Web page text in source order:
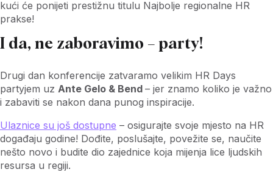
kući će ponijeti prestižnu titulu Najbolje regionalne HR
prakse!
I da, ne zaboravimo – party!
Drugi dan konferencije zatvaramo velikim HR Days
partyjem uz Ante Gelo & Bend – jer znamo koliko je važno
i zabaviti se nakon dana punog inspiracije.
Ulaznice su još dostupne – osigurajte svoje mjesto na HR
događaju godine! Dođite, poslušajte, povežite se, naučite
nešto novo i budite dio zajednice koja mijenja lice ljudskih
resursa u regiji.